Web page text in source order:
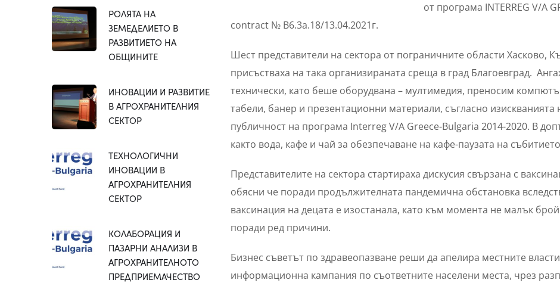
от програма INTERREG V/A
contract № B6.3a.18/13.04.2021г.
Шест представители на сектора от пограничните области Хасково,
присъстваха на така организираната среща в град Благоевград.
технически, като беше оборудвана – мултимедия, преносим
табели, банер и презентационни материали, съгласно
публичност на програма Interreg V/A Greece-Bulgaria 2014-2020. В
както вода, кафе и чай за обезпечаване на кафе-паузата на
Представителите на сектора стартираха дискусия свързана с
обясни че поради продължителната пандемична обстановка
ваксинация на децата е изостанала, като към момента не малък
поради ред причини.
Бизнес съветът по здравеопазване реши да апелира местните
информационна кампания по съответните населени места, чрез
РОЛЯТА НА
ЗЕМЕДЕЛИЕТО В
РАЗВИТИЕТО НА
ОБЩИНИТЕ
ИНОВАЦИИ И РАЗВИТИЕ
В АГРОХРАНИТЕЛНИЯ
СЕКТОР
ТЕХНОЛОГИЧНИ
ИНОВАЦИИ В
АГРОХРАНИТЕЛНИЯ
СЕКТОР
КОЛАБОРАЦИЯ И
ПАЗАРНИ АНАЛИЗИ В
АГРОХРАНИТЕЛНОТО
ПРЕДПРИЕМАЧЕСТВО